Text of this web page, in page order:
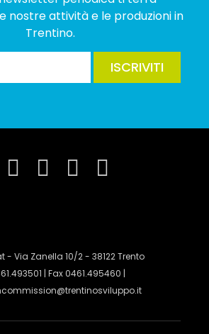
nostre attività e le produzioni in
Trentino.
ISCRIVITI
- Via Zanella 10/2 - 38122 Trento
| Fax 0461.495460 |